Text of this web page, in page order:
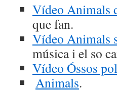
Vídeo Animals
que fan.
Vídeo Animals
música i el so
Vídeo Óssos
Animals.